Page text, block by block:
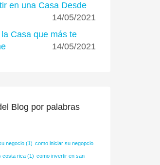
en una Casa Desde
14/05/2021
Casa que más te
14/05/2021
Blog por palabras
negocio (1) como iniciar su negopcio
costa rica (1) como invertir en san